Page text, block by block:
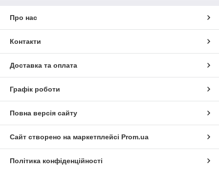
Про нас
Контакти
Доставка та оплата
Графік роботи
Повна версія сайту
Сайт створено на маркетплейсі Prom.ua
Політика конфіденційності